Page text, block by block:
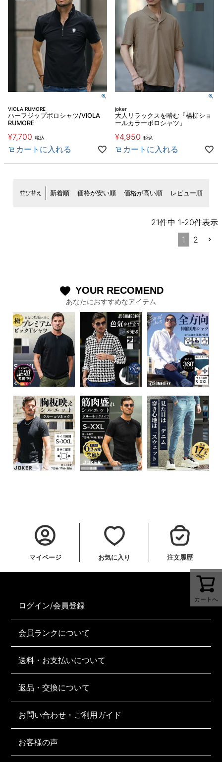
VIOLA RUMORE
ハーフジップポロシャツ/VIOLA
RUMORE
¥7,700 税込
カートに入れる
joker
大人リラックスを嗜む『楊柳ショ
ールカラーポロシャツ』
¥4,950 税込
カートに入れる
並び替え 新着順 価格が安い順 価格が高い順 レビュー順
21件中 1-20件表示
1
2
カートへ
favorite YOUR RECOMEND
あなたにおすすめなアイテム
マイページ お気に入り 注文履歴
ログイン/会員登録
会員ランクについて
送料・お支払いについて
返品・交換について
お問い合わせ・ご利用ガイド
お客様の声